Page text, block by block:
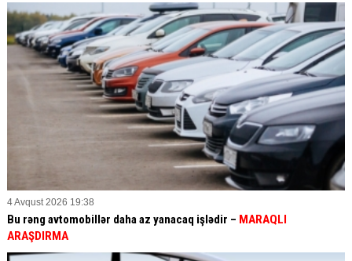
4 Avqust 2026 19:38
Bu rəng avtomobillər daha az yanacaq işlədir – MARAQLI
ARAŞDIRMA